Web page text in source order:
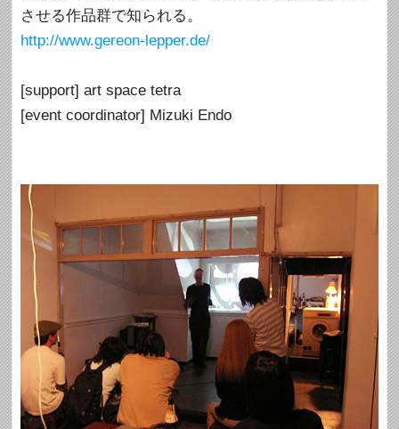
させる作品群で知られる。
http://www.gereon-lepper.de/
[support] art space tetra
[event coordinator] Mizuki Endo